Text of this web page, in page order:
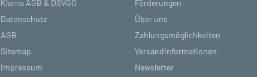
Klarna AGB & DSVGO
Datenschutz
AGB
Sitemap
Impressum
Förderungen
Über uns
Zahlungsmöglichkeiten
Versandinformationen
Newsletter